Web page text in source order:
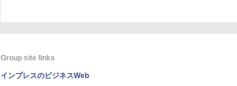
Group site links
インプレスのビジネスWeb